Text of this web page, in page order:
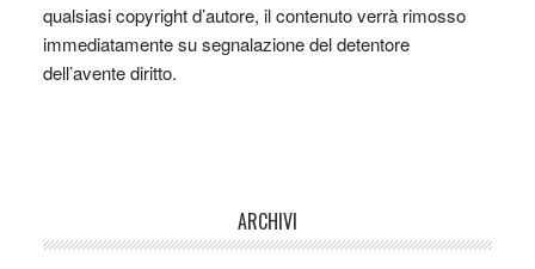
qualsiasi copyright d’autore, il contenuto verrà rimosso
immediatamente su segnalazione del detentore
dell’avente diritto.
ARCHIVI